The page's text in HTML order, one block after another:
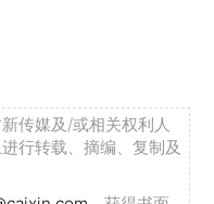
传媒及/或相关权利人
行转载、摘编、复制及